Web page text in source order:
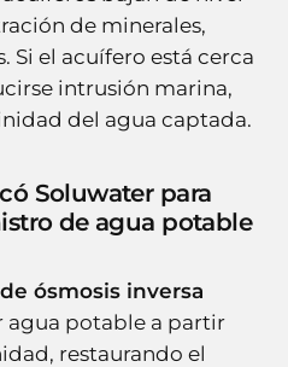
de minerales,
Si el acuífero está cerca
intrusión marina,
del agua captada.
Soluwater para
de agua potable
ósmosis inversa
agua potable a partir
restaurando el